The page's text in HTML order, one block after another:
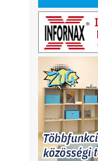
olvasnám.Üdv
VMeteo-Zooltán
Köszi az
1 év 2 hónap
P.Csaba:Űjra
a klíma adatok
részletességgel,
https://
perc alatt
ami nekem